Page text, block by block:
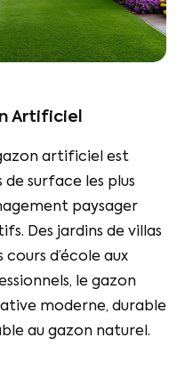
Artificiel
artificiel est
de surface les plus
paysager
Des jardins de villas
cours d’école aux
le gazon
moderne, durable
au gazon naturel.